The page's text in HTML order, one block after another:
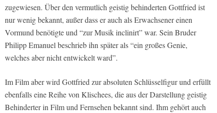
zugewiesen. Über den vermutlich geistig behinderten Gottfried ist
nur wenig bekannt, außer dass er auch als Erwachsener einen
Vormund benötigte und “zur Musik inclinirt” war. Sein Bruder
Philipp Emanuel beschrieb ihn später als “ein großes Genie,
welches aber nicht entwickelt ward”.
Im Film aber wird Gottfried zur absoluten Schlüsselfigur und erfüllt
ebenfalls eine Reihe von Klischees, die aus der Darstellung geistig
Behinderter in Film und Fernsehen bekannt sind. Ihm gehört auch